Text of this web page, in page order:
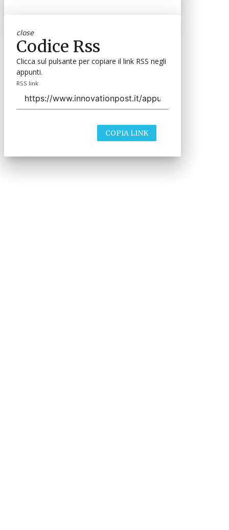
close
Codice Rss
Clicca sul pulsante per copiare il link RSS negli
appunti.
RSS link
COPIA LINK